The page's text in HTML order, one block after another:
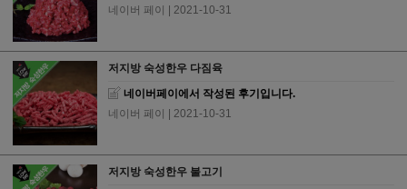
네이버 페이 | 2021-10-31
저지방 숙성한우 다짐육
네이버페이에서 작성된 후기입니다.
네이버 페이 | 2021-10-31
저지방 숙성한우 불고기